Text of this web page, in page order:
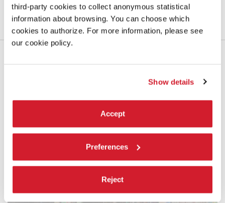
third-party cookies to collect anonymous statistical
information about browsing. You can choose which
cookies to authorize. For more information, please see
our cookie policy.
Show details
Accept
Preferences
Reject
SCOPRI